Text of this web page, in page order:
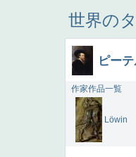
世界の
ピー
作家作品一覧
Löwin